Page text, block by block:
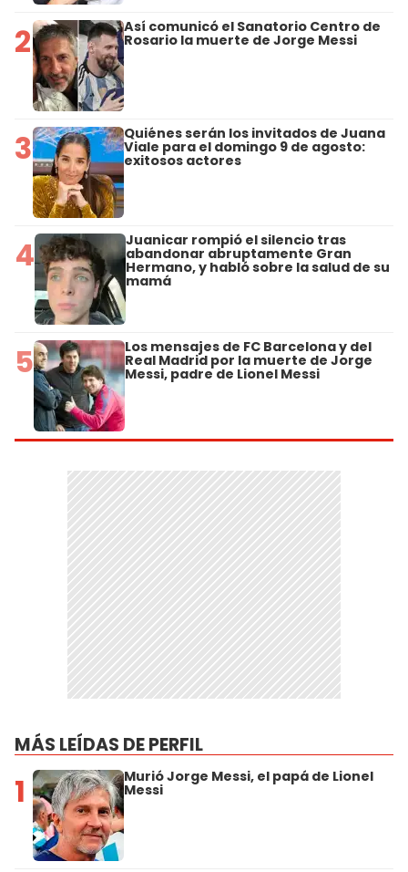
2 Así comunicó el Sanatorio Centro de
Rosario la muerte de Jorge Messi
3 Quiénes serán los invitados de Juana
Viale para el domingo 9 de agosto:
exitosos actores
4 Juanicar rompió el silencio tras
abandonar abruptamente Gran
Hermano, y habló sobre la salud de su
mamá
5 Los mensajes de FC Barcelona y del
Real Madrid por la muerte de Jorge
Messi, padre de Lionel Messi
MÁS LEÍDAS DE PERFIL
1 Murió Jorge Messi, el papá de Lionel
Messi